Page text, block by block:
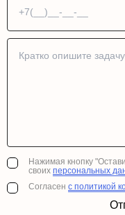
Нажимая кнопку
своих персональных
Согласен с политикой